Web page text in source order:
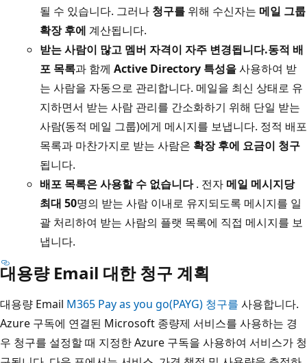
될 수 있습니다. 그러나 청구를 위해 수신자는 메일 그룹
확장 후에 계산됩니다.
받는 사람이 많고 멤버 자격이 자주 변경됩니다.동적 배
포 목록과 함께 Active Directory 특성을사용하여 받
는 사람을 자동으로 관리합니다. 메일을 최신 상태로 유
지하면서 받는 사람 관리를 간소화하기 위해 단일 받는
사람(동적 메일 그룹)에게 메시지를 보냅니다. 정적 배포
목록과 마찬가지로 받는 사람은 확장 후에 요금이 청구
됩니다.
배포 목록은 사용할 수 없습니다. 전자 메일 메시지당
최대 50명의 받는 사람 이내로 유지되도록 메시지를 일
괄 처리하여 받는 사람의 플랫 목록에 직접 메시지를 보
냅니다.
대용량 Email 대한 청구 계획
대용량 Email M365 Pay as you go(PAYG) 청구를 사용합니다.
Azure 구독에 연결된 Microsoft 종량제 서비스를 사용하는 경
우 청구를 설정할 때 지정한 Azure 구독을 사용하여 서비스가 청